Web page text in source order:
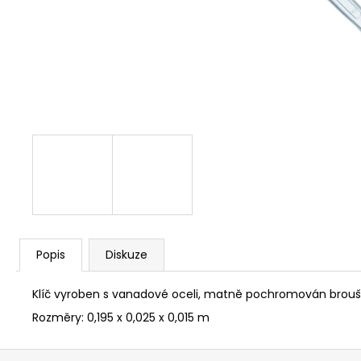
Popis Diskuze
Klíč vyroben s vanadové oceli, matně pochromován
Rozměry: 0,195 x 0,025 x 0,015 m